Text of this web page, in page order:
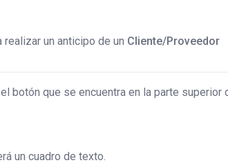
realizar un anticipo de un Cliente/Proveedor
botón que se encuentra en la parte superior
un cuadro de texto.